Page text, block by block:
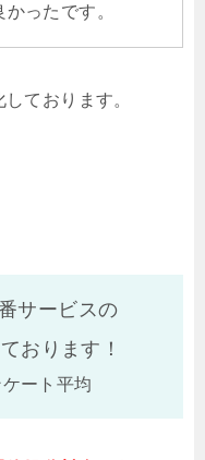
ったです。
ております。
サービスの
おります！
ート平均